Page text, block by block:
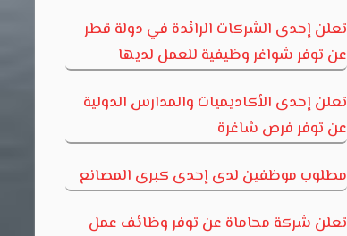
تعلن إحدى الشركات الرائدة في دولة قطر
عن توفر شواغر وظيفية للعمل لديها
تعلن إحدى الأكاديميات والمدارس الدولية
عن توفر فرص شاغرة
مطلوب موظفين لدى إحدى كبرى المصانع
تعلن شركة محاماة عن توفر وظائف عمل